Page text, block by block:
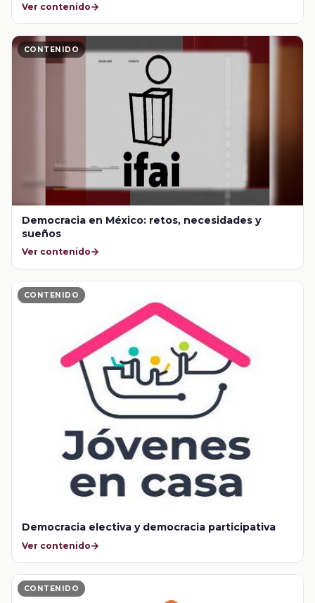
Ver contenido
CONTENIDO
Democracia en México: retos, necesidades y
sueños
Ver contenido
CONTENIDO
Democracia electiva y democracia participativa
Ver contenido
CONTENIDO